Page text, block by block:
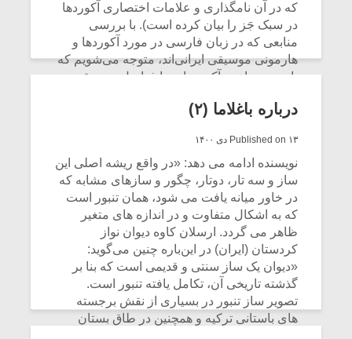
که در آن نامگذاری و علامات اختصاری آکوردها
در سبک جَز را بیان کرده است). با بررسی
منابعی که در زبان فارسی در مورد آکوردها و
هارمونی موسیقی ایرانی‌اند، متوجه می‌شویم که
با وجود ساخت آکوردهایی با فواصل موسیقی
کردن موسیقی ایرانی تقریباً هیچ کدام آکوردها را
وزیری ۱۳۱۴)، در این میان یک استثناء کتاب
هارمونی موسیقی ایرانی اثر فرهاد فخرالدینی
است (فخرالدینی ۱۳۹۴: ۱۹-۲۰).
CONTINUE READING
درباره باغلاما (۲)
Published on ۱۳ دی ۱۴۰۰
نویسنده ادامه می دهد: «در واقع ریشه اصلی این
ساز و سه تار، دوتار، چگور و سازهای مشابه که
در خاور میانه یافت می شود، همان تنبور است
که به اشکال متفاوت و در اندازه های متغیر
ظاهر می گردد. ارسلان کاوه دیوان نواز
کردستان (ایران) در این‌باره چنین می‌گوید:
«دیوان یک ساز سنتی و قدیمی است که بنا بر
گذشته تاریخی آن، تکامل یافته تنبور است.
تصویر ساز تنبور در بسیاری از نقش برجسته
های باستانی ترکیه و همچنین در طاق بستان